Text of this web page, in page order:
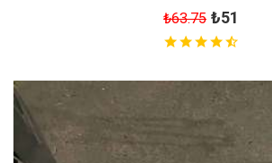
₺63.75 ₺51